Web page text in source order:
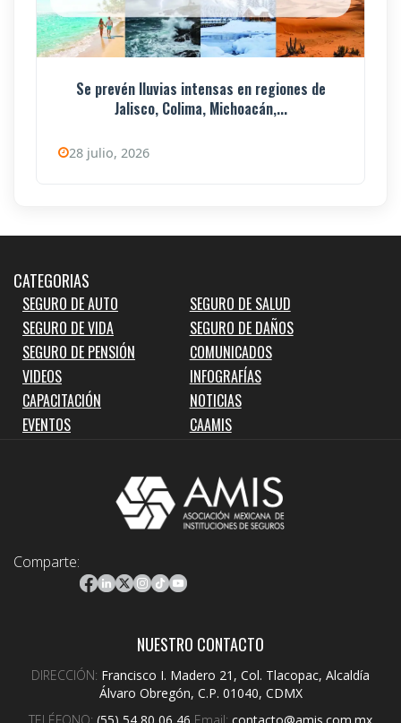
Se prevén lluvias intensas en regiones de
Jalisco, Colima, Michoacán,...
28 julio, 2026
CATEGORIAS
SEGURO DE AUTO
SEGURO DE SALUD
SEGURO DE VIDA
SEGURO DE DAÑOS
SEGURO DE PENSIÓN
COMUNICADOS
VIDEOS
INFOGRAFÍAS
CAPACITACIÓN
NOTICIAS
EVENTOS
CAAMIS
Comparte:
NUESTRO CONTACTO
DIRECCIÓN: Francisco I. Madero 21, Col. Tlacopac, Alcaldía
Álvaro Obregón, C.P. 01040, CDMX